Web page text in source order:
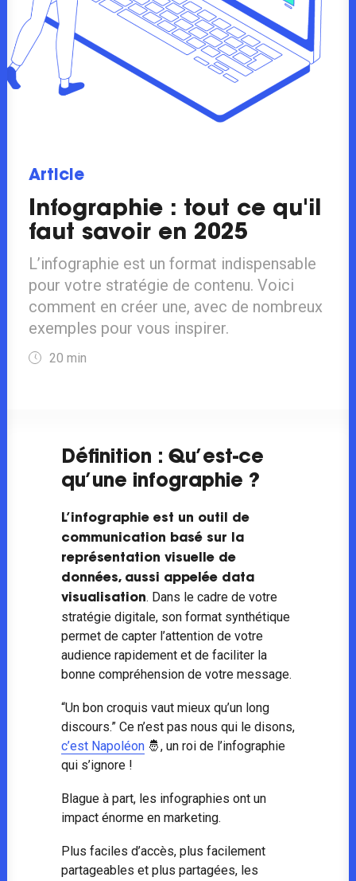
Article
Infographie : tout ce qu'il
faut savoir en 2025
L’infographie est un format indispensable
pour votre stratégie de contenu. Voici
comment en créer une, avec de nombreux
exemples pour vous inspirer.
20 min
Définition : Qu’est-ce
qu’une infographie ?
L’infographie est un outil de
communication basé sur la
représentation visuelle de
données, aussi appelée data
visualisation. Dans le cadre de votre
stratégie digitale, son format synthétique
permet de capter l’attention de votre
audience rapidement et de faciliter la
bonne compréhension de votre message.
“Un bon croquis vaut mieux qu’un long
discours.” Ce n’est pas nous qui le disons,
c’est Napoléon🤴, un roi de l’infographie
qui s’ignore !
Blague à part, les infographies ont un
impact énorme en marketing.
Plus faciles d’accès, plus facilement
partageables et plus partagées, les